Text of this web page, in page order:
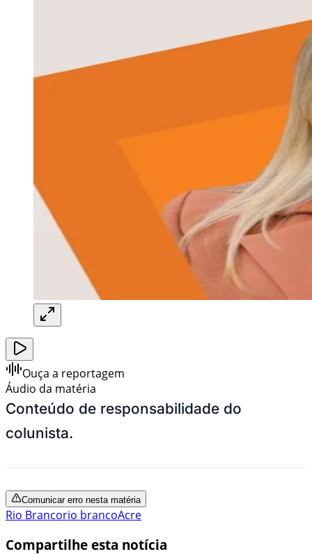
Ouça a reportagem
Áudio da matéria
Conteúdo de responsabilidade do
colunista.
Comunicar erro nesta matéria
Rio Brancorio brancoAcre
Compartilhe esta notícia